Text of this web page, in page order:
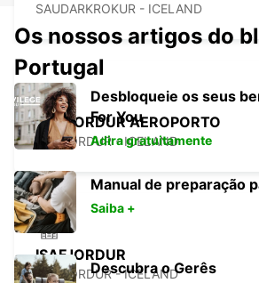
SAUDARKROKUR - ICELAND
ISAFJORDUR AEROPORTO
ISAFJORDUR - ICELAND
ISAFJORDUR
ISAFJORDUR - ICELAND
Os nossos artigos do
Portugal
Desbloqueie os seus
For You
Adira gratuitamente
Manual de preparação
Saiba +
Descubra o Gerês